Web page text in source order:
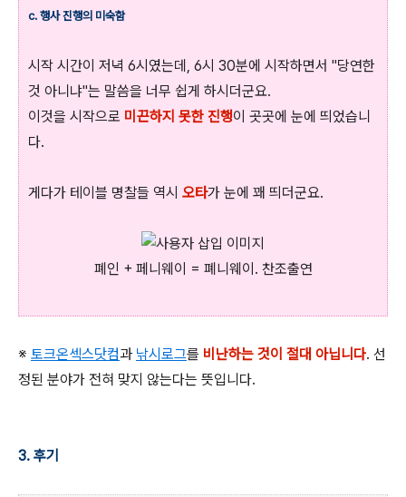
c. 행사 진행의 미숙함
시작 시간이 저녁 6시였는데, 6시 30분에 시작하면서 "당연한
것 아니냐"는 말씀을 너무 쉽게 하시더군요.
이것을 시작으로 미끈하지 못한 진행이 곳곳에 눈에 띄었습니
다.
게다가 테이블 명찰들 역시 오타가 눈에 꽤 띄더군요.
폐인 + 페니웨이 = 폐니웨이. 찬조출연
※ 토크온섹스닷컴과 낚시로그를 비난하는 것이 절대 아닙니다. 선
정된 분야가 전혀 맞지 않는다는 뜻입니다.
3. 후기